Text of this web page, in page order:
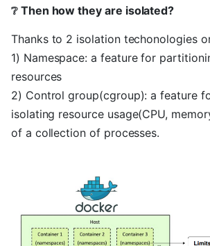
❔ Then how they are isolated?
Thanks to 2 isolation techonologies
1) Namespace: a feature for
resources
2) Control group(cgroup): a feature
isolating resource usage(CPU,
of a collection of processes.